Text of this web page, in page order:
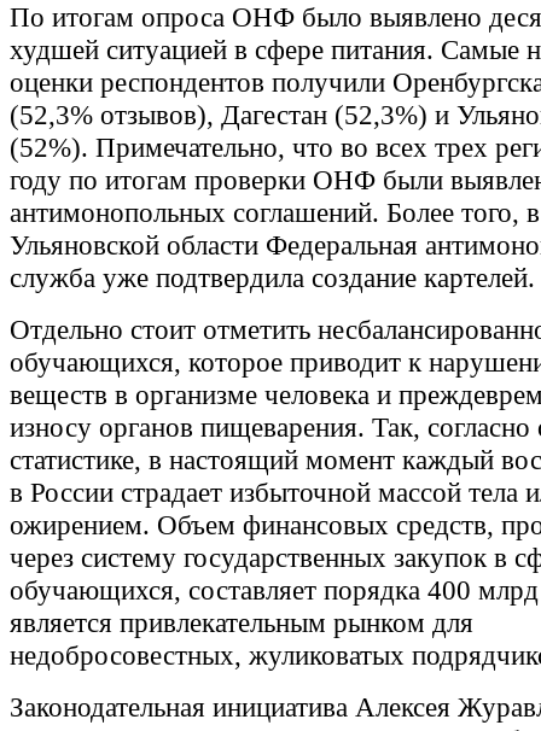
По итогам опроса ОНФ было выявлено
худшей ситуацией в сфере питания. Самые
оценки респондентов получили
(52,3% отзывов), Дагестан (52,3%) и
(52%). Примечательно, что во всех трех
году по итогам проверки ОНФ были
антимонопольных соглашений. Более того,
Ульяновской области Федеральная
служба уже подтвердила создание картелей.
Отдельно стоит отметить
обучающихся, которое приводит к
веществ в организме человека и
износу органов пищеварения. Так,
статистике, в настоящий момент каждый
в России страдает избыточной массой тела
ожирением. Объем финансовых средств,
через систему государственных закупок в
обучающихся, составляет порядка 400
является привлекательным рынком для
недобросовестных, жуликоватых
Законодательная инициатива Алексея